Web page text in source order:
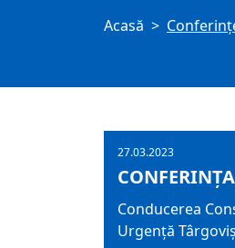
Acasă
27.03.2023
Conducerea
Urgență